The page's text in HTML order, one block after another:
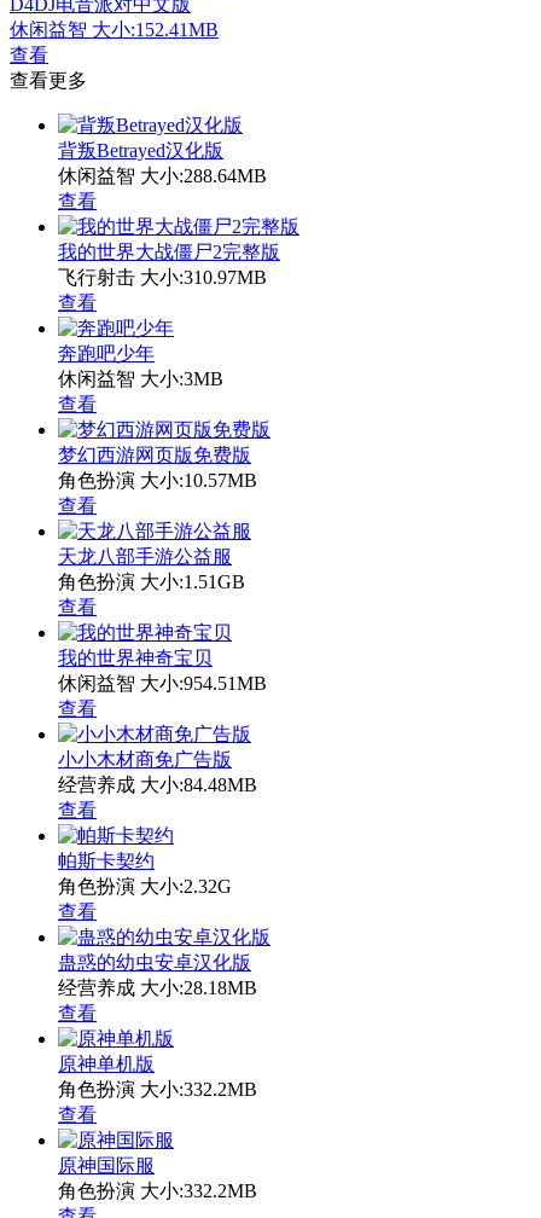
D4DJ电音派对中文版
休闲益智 大小:152.41MB
查看
查看更多
背叛Betrayed汉化版
休闲益智 大小:288.64MB
查看
我的世界大战僵尸2完整版
飞行射击 大小:310.97MB
查看
奔跑吧少年
休闲益智 大小:3MB
查看
梦幻西游网页版免费版
角色扮演 大小:10.57MB
查看
天龙八部手游公益服
角色扮演 大小:1.51GB
查看
我的世界神奇宝贝
休闲益智 大小:954.51MB
查看
小小木材商免广告版
经营养成 大小:84.48MB
查看
帕斯卡契约
角色扮演 大小:2.32G
查看
蛊惑的幼虫安卓汉化版
经营养成 大小:28.18MB
查看
原神单机版
角色扮演 大小:332.2MB
查看
原神国际服
角色扮演 大小:332.2MB